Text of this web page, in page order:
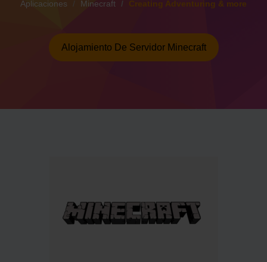
Aplicaciones Minecraft Creating Adventuring & more
Alojamiento De Servidor Minecraft